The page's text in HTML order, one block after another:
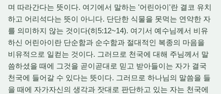
며 따라간다는 뜻이다. 여기에서 말하는 '어린아이'란 결코 유치
하고 어리석다는 뜻이 아니다. 단단한 식물을 못먹는 연약한 자
를 의미하지 않는 것이다(히5:12~14). 여기서 예수님께서 비유
하신 어린아이란 단순함과 순수함과 절대적인 복종의 마음을
비유적으로 일컫는 것이다. 그러므로 천국에 대해 주님께서 말
씀하셨을 때에 그것을 곧이곧대로 믿고 받아들이는 자가 결국
천국에 들어갈 수 있다는 뜻이다. 그러므로 하나님의 말씀을 들
을 때에 자가자신의 생각과 잣대로 판단하고 있는 자는 천국에